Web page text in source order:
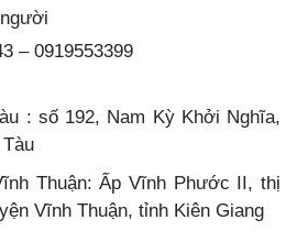
– 0919553399
: số 192, Nam Kỳ Khởi Nghĩa,
Thuận: Ấp Vĩnh Phước II, thị
Vĩnh Thuận, tỉnh Kiên Giang